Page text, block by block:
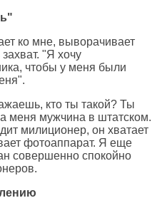
ко мне, выворачивает
"Я хочу
чтобы у меня были
кто ты такой? Ты
меня мужчина в штатском.
милиционер, он хватает
фотоаппарат. Я еще
совершенно спокойно